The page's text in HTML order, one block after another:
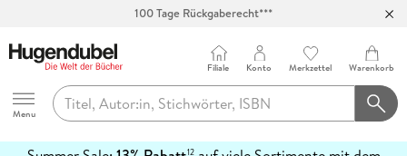
100 Tage Rückgaberecht***
Hugendubel
Menu
Filiale Konto Merkzettel Warenkorb
12